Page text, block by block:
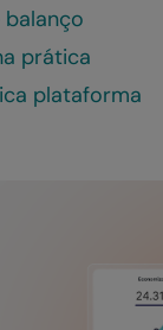
prática
plataforma